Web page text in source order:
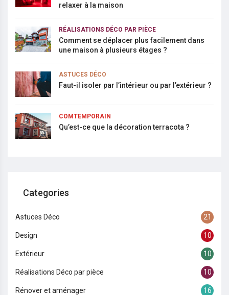
relaxer à la maison
RÉALISATIONS DÉCO PAR PIÈCE
Comment se déplacer plus facilement dans
une maison à plusieurs étages ?
ASTUCES DÉCO
Faut-il isoler par l’intérieur ou par l’extérieur ?
COMTEMPORAIN
Qu’est-ce que la décoration terracota ?
Categories
Astuces Déco 21
Design 10
Extérieur 10
Réalisations Déco par pièce 10
Rénover et aménager 16